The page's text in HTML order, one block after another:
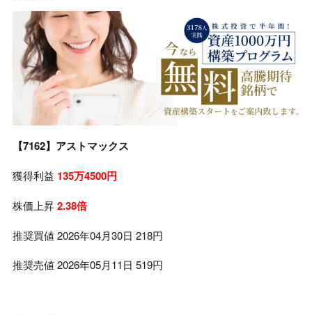
【7162】アストマックス
獲得利益 135万4500円
株価上昇2.38倍
推奨買値 2026年04月30日 218円
推奨売値 2026年05月11日 519円